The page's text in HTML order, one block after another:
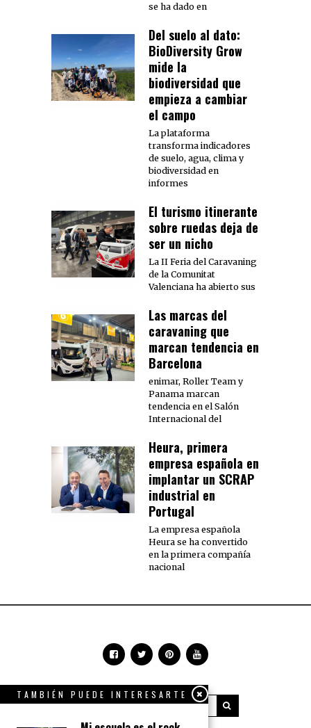
se ha dado en
Del suelo al dato:
BioDiversity Grow
mide la
biodiversidad que
empieza a cambiar
el campo
La plataforma
transforma indicadores
de suelo, agua, clima y
biodiversidad en
informes
El turismo itinerante
sobre ruedas deja de
ser un nicho
La II Feria del Caravaning
de la Comunitat
Valenciana ha abierto sus
Las marcas del
caravaning que
marcan tendencia en
Barcelona
enimar, Roller Team y
Panama marcan
tendencia en el Salón
Internacional del
Heura, primera
empresa española en
implantar un SCRAP
industrial en
Portugal
La empresa española
Heura se ha convertido
en la primera compañía
nacional
TAMBIÉN PUEDE INTERESARTE